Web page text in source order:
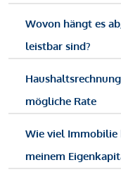
Wovon hängt es
leistbar sind?
mögliche Rate
Wie viel
meinem